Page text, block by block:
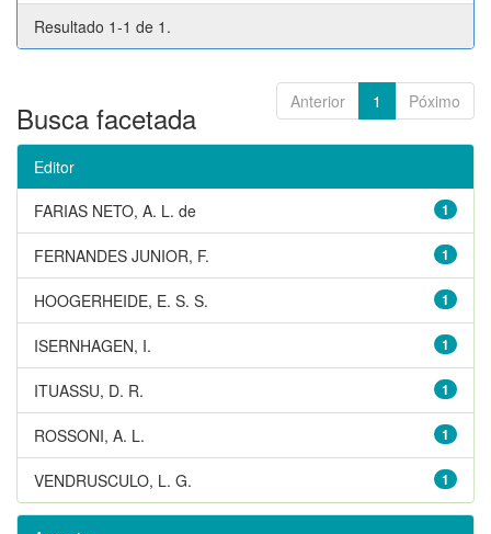
Resultado 1-1 de 1.
Anterior 1 Póximo
Busca facetada
Editor
1
FARIAS NETO, A. L. de
1
FERNANDES JUNIOR, F.
1
HOOGERHEIDE, E. S. S.
1
ISERNHAGEN, I.
1
ITUASSU, D. R.
1
ROSSONI, A. L.
1
VENDRUSCULO, L. G.